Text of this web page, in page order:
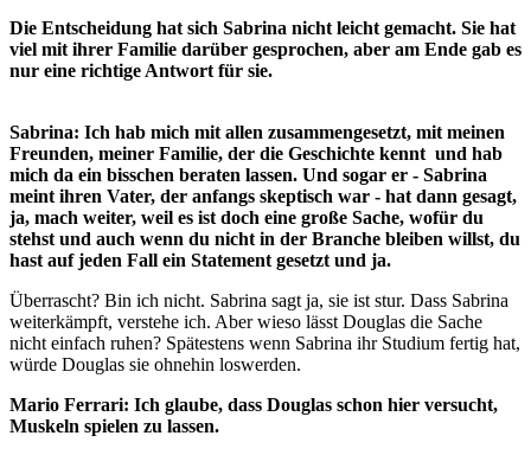
Die Entscheidung hat sich Sabrina nicht leicht gemacht. Sie hat
viel mit ihrer Familie darüber gesprochen, aber am Ende gab es
nur eine richtige Antwort für sie.
Sabrina: Ich hab mich mit allen zusammengesetzt, mit meinen
Freunden, meiner Familie, der die Geschichte kennt und hab
mich da ein bisschen beraten lassen. Und sogar er - Sabrina
meint ihren Vater, der anfangs skeptisch war - hat dann gesagt,
ja, mach weiter, weil es ist doch eine große Sache, wofür du
stehst und auch wenn du nicht in der Branche bleiben willst, du
hast auf jeden Fall ein Statement gesetzt und ja.
Überrascht? Bin ich nicht. Sabrina sagt ja, sie ist stur. Dass Sabrina
weiterkämpft, verstehe ich. Aber wieso lässt Douglas die Sache
nicht einfach ruhen? Spätestens wenn Sabrina ihr Studium fertig hat,
würde Douglas sie ohnehin loswerden.
Mario Ferrari: Ich glaube, dass Douglas schon hier versucht,
Muskeln spielen zu lassen.